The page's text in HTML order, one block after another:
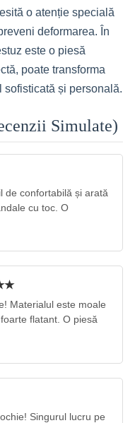
o atenție specială
deformarea. În
este o piesă
poate transforma
sofisticată și personală.
Simulate)
de confortabilă și arată
cu toc. O
Materialul este moale
flatant. O piesă
Singurul lucru pe